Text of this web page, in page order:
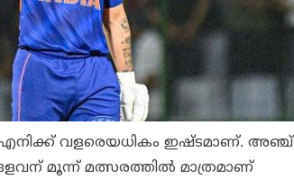
എനിക്ക് വളരെയധികം ഇഷ്ടമാണ്. അഞ്ച്
മൂന്ന് മത്സരത്തില്‍ മാത്രമാണ്